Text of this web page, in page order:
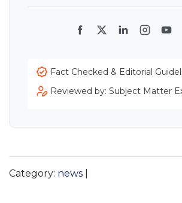
Facebook
TwitterLinkedIn
Fact Checked & Editorial
Reviewed by: Subject Matter
Category: news